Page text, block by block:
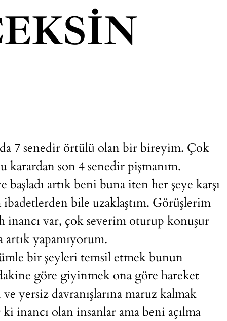
7 senedir örtülü olan bir bireyim. Çok
karardan son 4 senedir pişmanım.
başladı artık beni buna iten her şeye karşı
ibadetlerden bile uzaklaştım. Görüşlerim
var, çok severim oturup konuşur
yapamıyorum.
bir şeyleri temsil etmek bunun
göre giyinmek ona göre hareket
yersiz davranışlarına maruz kalmak
inancı olan insanlar ama beni açılma